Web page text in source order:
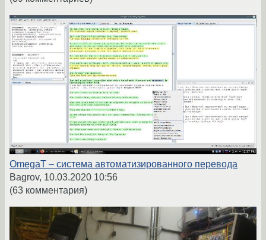
OmegaT – система автоматизированного перевода
Bagrov, 10.03.2020 10:56
(63 комментария)